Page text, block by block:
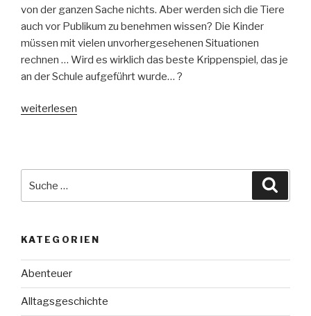
von der ganzen Sache nichts. Aber werden sich die Tiere
auch vor Publikum zu benehmen wissen? Die Kinder
müssen mit vielen unvorhergesehenen Situationen
rechnen … Wird es wirklich das beste Krippenspiel, das je
an der Schule aufgeführt wurde… ?
„Vom
bellt
es
Eine
Weihnachtsgeschichte
in
24
Kapiteln“
weiterlesen
nach:
KATEGORIEN
Abenteuer
Alltagsgeschichte